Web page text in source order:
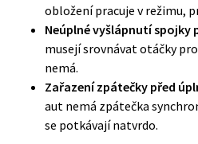
obložení pracuje v režimu,
Neúplné vyšlápnutí spojky
musejí srovnávat otáčky
nemá.
Zařazení zpátečky před
aut nemá zpátečka
se potkávají natvrdo.